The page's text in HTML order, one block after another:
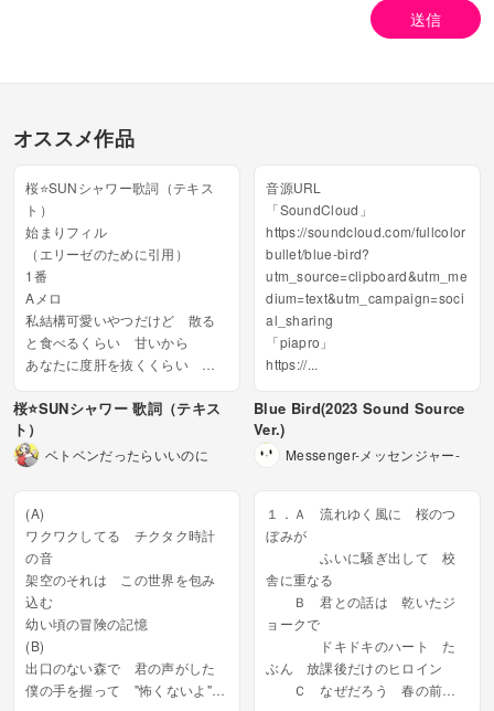
送信
オススメ作品
桜⭐️SUNシャワー歌詞（テキス
ト）
始まりフィル
（エリーゼのために引用）
1番
Aメロ
私結構可愛いやつだけど 散る
と食べるくらい 甘いから
あなたに度肝を抜くくらい 静
Bメロ
いつもそうだけど、お日様いい
ね だってどう考えてもそうじ
言...
桜⭐️SUNシャワー 歌詞（テキス
ト）
ベトベンだったらいいのに
音源URL
「SoundCloud」
https://soundcloud.com/fullcolor
bullet/blue-bird?
utm_source=clipboard&utm_me
dium=text&utm_campaign=soci
al_sharing
「piapro」
https://...
Blue Bird(2023 Sound Source
Ver.)
Messenger-メッセンジャー-
(A)
ワクワクしてる チクタク時計
の音
架空のそれは この世界を包み
込む
幼い頃の冒険の記憶
(B)
出口のない森で 君の声がした
僕の手を握って "怖くないよ"っ
１．Ａ 流れゆく風に 桜のつ
ぼみが
ふいに騒ぎ出して 校
舎に重なる
Ｂ 君との話は 乾いたジ
ョークで
ドキドキのハート た
ぶん 放課後だけのヒロイン
Ｃ なぜだろう 春の前